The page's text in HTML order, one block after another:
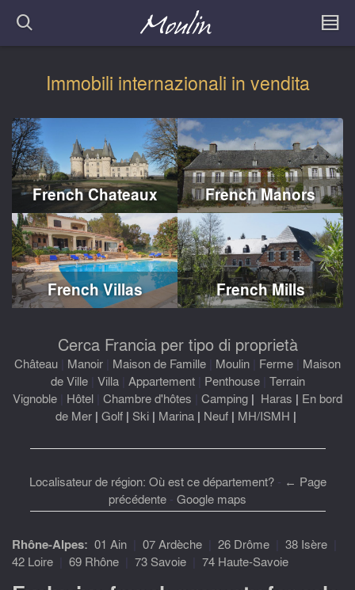
Immobili internazionali in vendita
French Chateaux French Manors
French Villas French Mills
Cerca Francia per tipo di proprietà
Château Manoir Maison de Famille Moulin Ferme Maison
de Ville| Villa| Appartement| Penthouse| Terrain
Vignoble Hôtel Chambre d'hôtes Camping | Haras | En bord
de Mer | Golf | Ski | Marina | Neuf | MH/ISMH |
Localisateur de région: Où est ce département?- ← Page
précédente - Google maps
Rhône-Alpes: 01 Ain 07 Ardèche 26 Drôme 38 Isère
42 Loire
69 Rhône 73 Savoie 74 Haute-Savoie